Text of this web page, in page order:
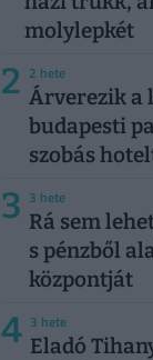
molylepkét
2 2 hete
Árverezik a
budapesti
szobás
3 3 hete
Rá sem
s pénzből
központját
4 3 hete
Eladó